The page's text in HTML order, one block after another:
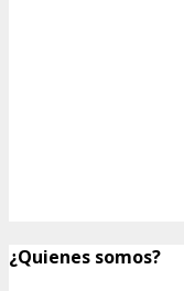
¿Quienes somos?